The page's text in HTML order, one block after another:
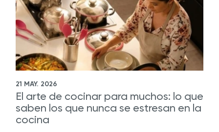
21 MAY. 2026
El arte de cocinar para muchos: lo que
saben los que nunca se estresan en la
cocina